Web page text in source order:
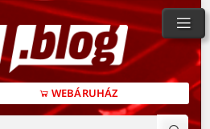
WEBÁRUHÁZ